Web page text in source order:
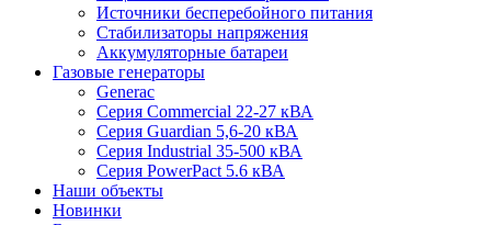
Источники бесперебойного питания
Стабилизаторы напряжения
Аккумуляторные батареи
Газовые генераторы
Generac
Серия Commercial 22-27 кВА
Серия Guardian 5,6-20 кВА
Серия Industrial 35-500 кВА
Серия PowerPact 5.6 кВА
Наши объекты
Новинки